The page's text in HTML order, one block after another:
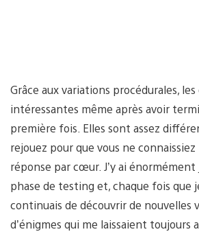
Grâce aux variations procédurales,
intéressantes même après avoir
première fois. Elles sont assez
rejouez pour que vous ne connaissiez
réponse par cœur. J’y ai
phase de testing et, chaque fois que
continuais de découvrir de nouvelles
d’énigmes qui me laissaient toujours